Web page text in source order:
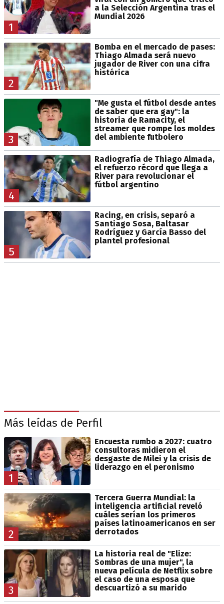
1
a la Selección Argentina tras el
Mundial 2026
2
Bomba en el mercado de pases:
Thiago Almada será nuevo
jugador de River con una cifra
histórica
3
"Me gusta el fútbol desde antes
de saber que era gay": la
historia de Ramacity, el
streamer que rompe los moldes
del ambiente futbolero
4
Radiografía de Thiago Almada,
el refuerzo récord que llega a
River para revolucionar el
fútbol argentino
5
Racing, en crisis, separó a
Santiago Sosa, Baltasar
Rodríguez y García Basso del
plantel profesional
Más leídas de Perfil
1
Encuesta rumbo a 2027: cuatro
consultoras midieron el
desgaste de Milei y la crisis de
liderazgo en el peronismo
2
Tercera Guerra Mundial: la
inteligencia artificial reveló
cuáles serían los primeros
países latinoamericanos en ser
derrotados
3
La historia real de "Elize:
Sombras de una mujer", la
nueva película de Netflix sobre
el caso de una esposa que
descuartizó a su marido